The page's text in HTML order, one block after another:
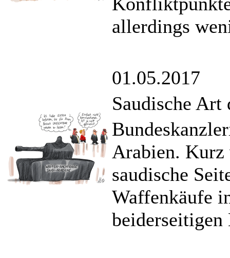
allerdings
01.05.2017
Saudische Art
Arabien.
saudische
Waffenkäufe
beiderseitigen